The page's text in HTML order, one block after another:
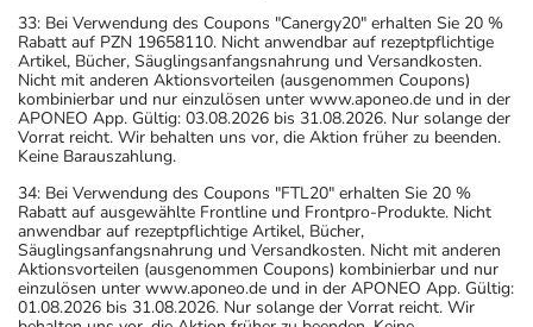
33: Bei Verwendung des Coupons "Canergy20" erhalten Sie 20 %
Rabatt auf PZN 19658110. Nicht anwendbar auf rezeptpflichtige
Artikel, Bücher, Säuglingsanfangsnahrung und Versandkosten.
Nicht mit anderen Aktionsvorteilen (ausgenommen Coupons)
kombinierbar und nur einzulösen unter www.aponeo.de und in der
APONEO App. Gültig: 03.08.2026 bis 31.08.2026. Nur solange der
Vorrat reicht. Wir behalten uns vor, die Aktion früher zu beenden.
Keine Barauszahlung.
34: Bei Verwendung des Coupons "FTL20" erhalten Sie 20 %
Rabatt auf ausgewählte Frontline und Frontpro-Produkte. Nicht
anwendbar auf rezeptpflichtige Artikel, Bücher,
Säuglingsanfangsnahrung und Versandkosten. Nicht mit anderen
Aktionsvorteilen (ausgenommen Coupons) kombinierbar und nur
einzulösen unter www.aponeo.de und in der APONEO App. Gültig:
01.08.2026 bis 31.08.2026. Nur solange der Vorrat reicht. Wir